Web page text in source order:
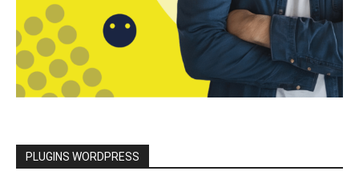
PLUGINS WORDPRESS